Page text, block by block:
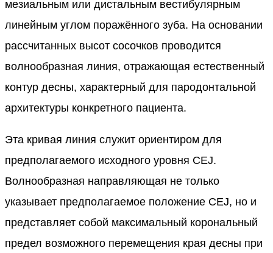
мезиальным или дистальным вестибулярным
линейным углом поражённого зуба. На основании
рассчитанных высот сосочков проводится
волнообразная линия, отражающая естественный
контур десны, характерный для пародонтальной
архитектуры конкретного пациента.
Эта кривая линия служит ориентиром для
предполагаемого исходного уровня CEJ.
Волнообразная направляющая не только
указывает предполагаемое положение CEJ, но и
представляет собой максимальный корональный
предел возможного перемещения края десны при